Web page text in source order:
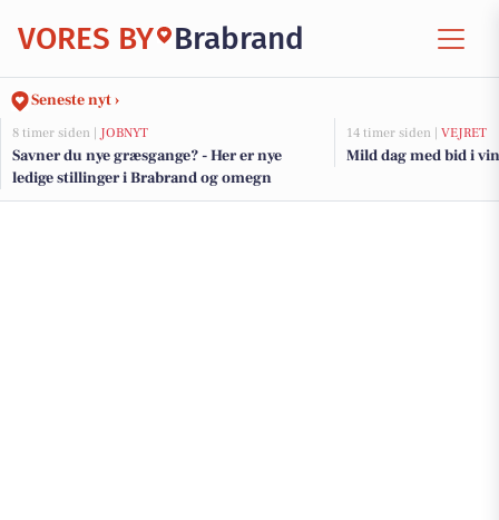
VORES BY Brabrand
Seneste nyt ›
8 timer siden | JOBNYT
Savner du nye græsgange? - Her er nye
ledige stillinger i Brabrand og omegn
14 timer siden | VEJRET
Mild dag med bid i